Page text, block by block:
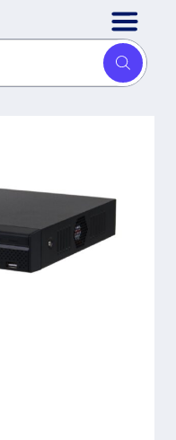
P-S3/H - 4, 1920 x
8 TB, Negro